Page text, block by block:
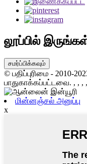
லூப்பில்
சமர்ப்பிக்கவும்
© பதிப்புரிமை - 2010-
பாதுகாக்கப்பட்டவை. , , ,
மின்னஞ்சல் அனுப்பு
x